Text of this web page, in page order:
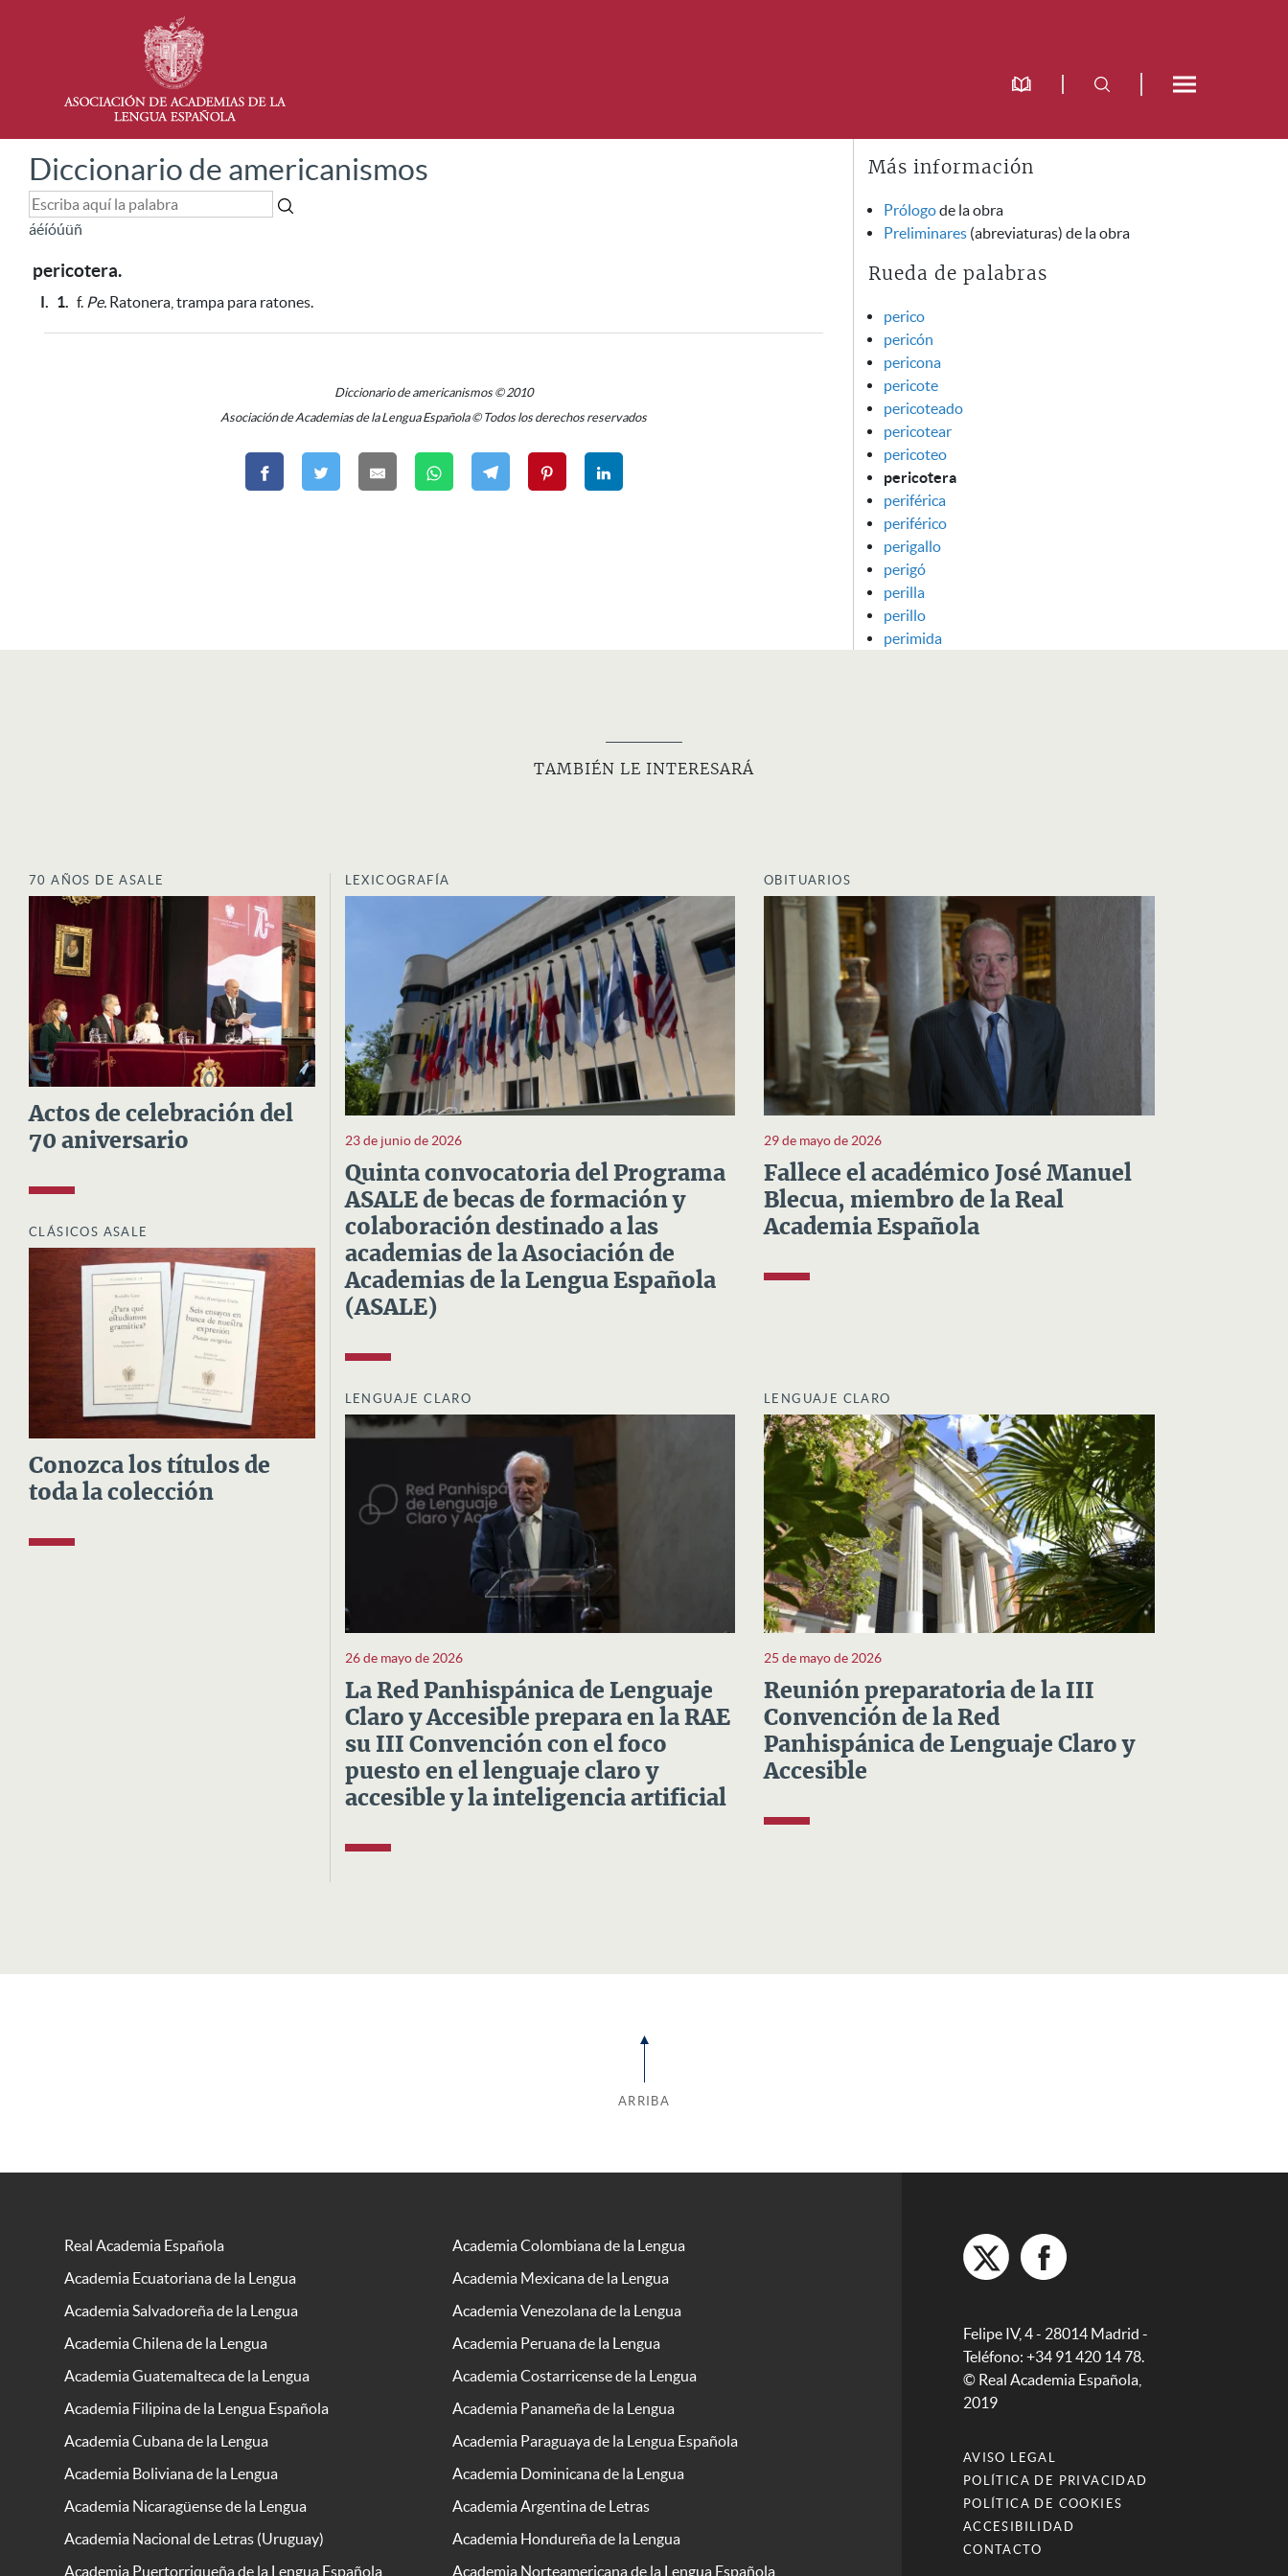
Diccionario de americanismos
áéíóúüñ
pericotera.
I. 1. f. Pe. Ratonera, trampa para ratones.
Diccionario de americanismos © 2010
Asociación de Academias de la Lengua Española © Todos los derechos reservados
Más información
Prólogode la obra
Preliminares (abreviaturas) de la obra
Rueda de palabras
perico
pericón
pericona
pericote
pericoteado
pericotear
pericoteo
pericotera
periférica
periférico
perigallo
perigó
perilla
perillo
perimida
TAMBIÉN LE INTERESARÁ
70 AÑOS DE ASALE
Actos de celebración del
70 aniversario
CLÁSICOS ASALE
Conozca los títulos de
toda la colección
LEXICOGRAFÍA
23 de junio de 2026
Quinta convocatoria del Programa
ASALE de becas de formación y
colaboración destinado a las
academias de la Asociación de
Academias de la Lengua Española
(ASALE)
OBITUARIOS
29 de mayo de 2026
Fallece el académico José Manuel
Blecua, miembro de la Real
Academia Española
LENGUAJE CLARO
26 de mayo de 2026
La Red Panhispánica de Lenguaje
Claro y Accesible prepara en la RAE
su III Convención con el foco
puesto en el lenguaje claro y
accesible y la inteligencia artificial
LENGUAJE CLARO
25 de mayo de 2026
Reunión preparatoria de la III
Convención de la Red
Panhispánica de Lenguaje Claro y
Accesible
ARRIBA
Real Academia Española
Academia Colombiana de la Lengua
Academia Ecuatoriana de la Lengua
Academia Mexicana de la Lengua
Academia Salvadoreña de la Lengua
Academia Venezolana de la Lengua
Academia Chilena de la Lengua
Academia Peruana de la Lengua
Academia Guatemalteca de la Lengua
Academia Costarricense de la Lengua
Academia Filipina de la Lengua Española
Academia Panameña de la Lengua
Academia Cubana de la Lengua
Academia Paraguaya de la Lengua Española
Academia Boliviana de la Lengua
Academia Dominicana de la Lengua
Academia Nicaragüense de la Lengua
Academia Argentina de Letras
Academia Nacional de Letras (Uruguay)
Academia Hondureña de la Lengua
Academia Puertorriqueña de la Lengua Española
Academia Norteamericana de la Lengua Española
Felipe IV, 4 - 28014 Madrid -
Teléfono: +34 91 420 14 78.
© Real Academia Española,
2019
AVISO LEGAL
POLÍTICA DE PRIVACIDAD
POLÍTICA DE COOKIES
ACCESIBILIDAD
CONTACTO